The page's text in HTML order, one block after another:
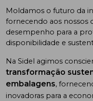
Moldamos o futuro da
fornecendo aos nossos
desempenho para a
disponibilidade e
Na Sidel agimos
transformação
embalagens,
inovadoras para a